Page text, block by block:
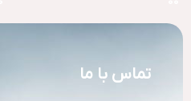
تماس با ما